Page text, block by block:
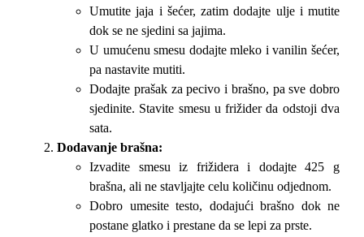
Umutite jaja i šećer, zatim dodajte ulje i mutite
dok se ne sjedini sa jajima.
U umućenu smesu dodajte mleko i vanilin šećer,
pa nastavite mutiti.
Dodajte prašak za pecivo i brašno, pa sve dobro
sjedinite. Stavite smesu u frižider da odstoji dva
sata.
Dodavanje brašna:
Izvadite smesu iz frižidera i dodajte 425 g
brašna, ali ne stavljajte celu količinu odjednom.
Dobro umesite testo, dodajući brašno dok ne
postane glatko i prestane da se lepi za prste.